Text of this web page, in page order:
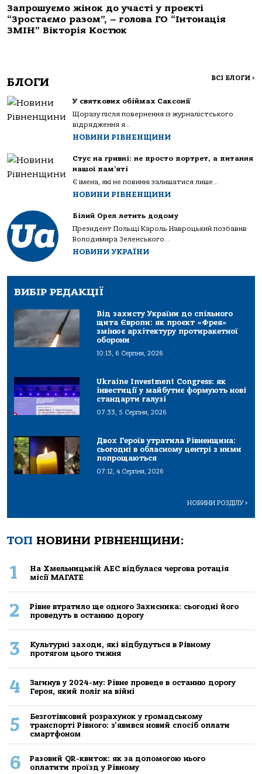
Запрошуємо жінок до участі у проєкті
“Зростаємо разом”, – голова ГО “Інтонація
ЗМІН” Вікторія Костюк
БЛОГИ ВСІ БЛОГИ >
У святкових обіймах Саксонії
Щоразу після повернення із журналістського
відрядження я...
НОВИНИ РІВНЕНЩИНИ
Стус на гривні: не просто портрет, а питання
нашої пам’яті
Є імена, які не повинні залишатися лише...
НОВИНИ РІВНЕНЩИНИ
Білий Орел летить додому
Президент Польщі Кароль Навроцький позбавив
Володимира Зеленського...
НОВИНИ УКРАЇНИ
ВИБІР РЕДАКЦІЇ
Від захисту України до спільного
щита Європи: як проєкт «Фрея»
змінює архітектуру протиракетної
оборони
10:13, 6 Серпня, 2026
Ukraine Investment Congress: як
інвестиції у майбутнє формують нові
стандарти галузі
07:33, 5 Серпня, 2026
Двох Героїв утратила Рівненщина:
сьогодні в обласному центрі з ними
попрощаються
07:12, 4 Серпня, 2026
НОВИНИ РОЗДІЛУ>
ТОП НОВИНИ РІВНЕНЩИНИ:
1
На Хмельницькій АЕС відбулася чергова ротація
місії МАГАТЕ
2
Рівне втратило ще одного Захисника: сьогодні його
проведуть в останню дорогу
3
Культурні заходи, які відбудуться в Рівному
протягом цього тижня
4
Загинув у 2024-му: Рівне проведе в останню дорогу
Героя, який поліг на війні
5
Безготівковий розрахунок у громадському
транспорті Рівного: з'явився новий спосіб оплати
смартфоном
6
Разовий QR-квиток: як за допомогою нього
оплатити проїзд у Рівному